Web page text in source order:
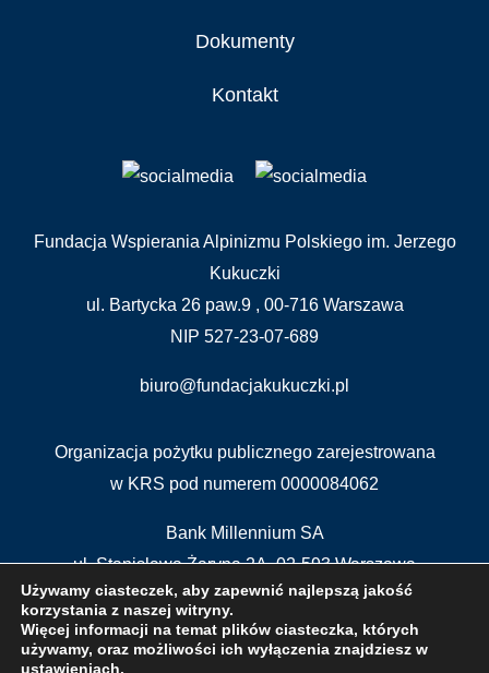
Dokumenty
Kontakt
Fundacja Wspierania Alpinizmu Polskiego im. Jerzego
Kukuczki
ul. Bartycka 26 paw.9 , 00-716 Warszawa
NIP 527-23-07-689
biuro@fundacjakukuczki.pl
Organizacja pożytku publicznego zarejestrowana
w KRS pod numerem 0000084062
Bank Millennium SA
ul. Stanisława Żaryna 2A, 02-593 Warszawa
BIC/SWIFT CODE : BIGBPLPWXXX
IBAN: PL 04 1160 2202 0000 0000 5515 5611
Używamy ciasteczek, aby zapewnić najlepszą jakość
korzystania z naszej witryny.
Więcej informacji na temat plików ciasteczka, których
używamy, oraz możliwości ich wyłączenia znajdziesz w
ustawieniach.